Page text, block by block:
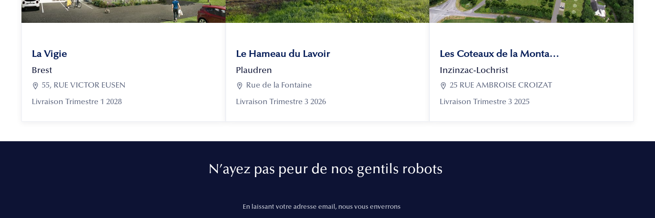
La Vigie
Brest
 55, RUE VICTOR EUSEN
Livraison Trimestre 1 2028
Le Hameau du Lavoir
Plaudren
 Rue de la Fontaine
Livraison Trimestre 3 2026
Les Coteaux de la Montagne
Inzinzac-Lochrist
 25 RUE AMBROISE CROIZAT
Livraison Trimestre 3 2025
N’ayez pas peur de nos gentils robots
En laissant votre adresse email, nous vous enverrons